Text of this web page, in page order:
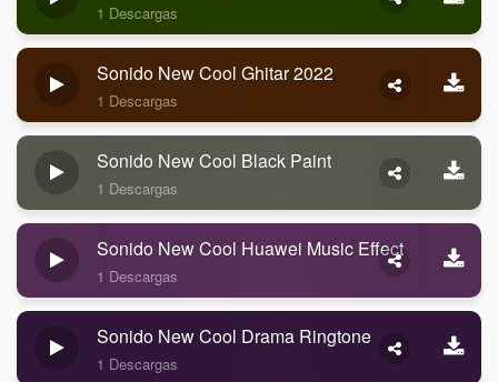
1 Descargas
Sonido New Cool Ghitar 2022
1 Descargas
Sonido New Cool Black Paint
1 Descargas
Sonido New Cool Huawei Music Effect
1 Descargas
Sonido New Cool Drama Ringtone
1 Descargas